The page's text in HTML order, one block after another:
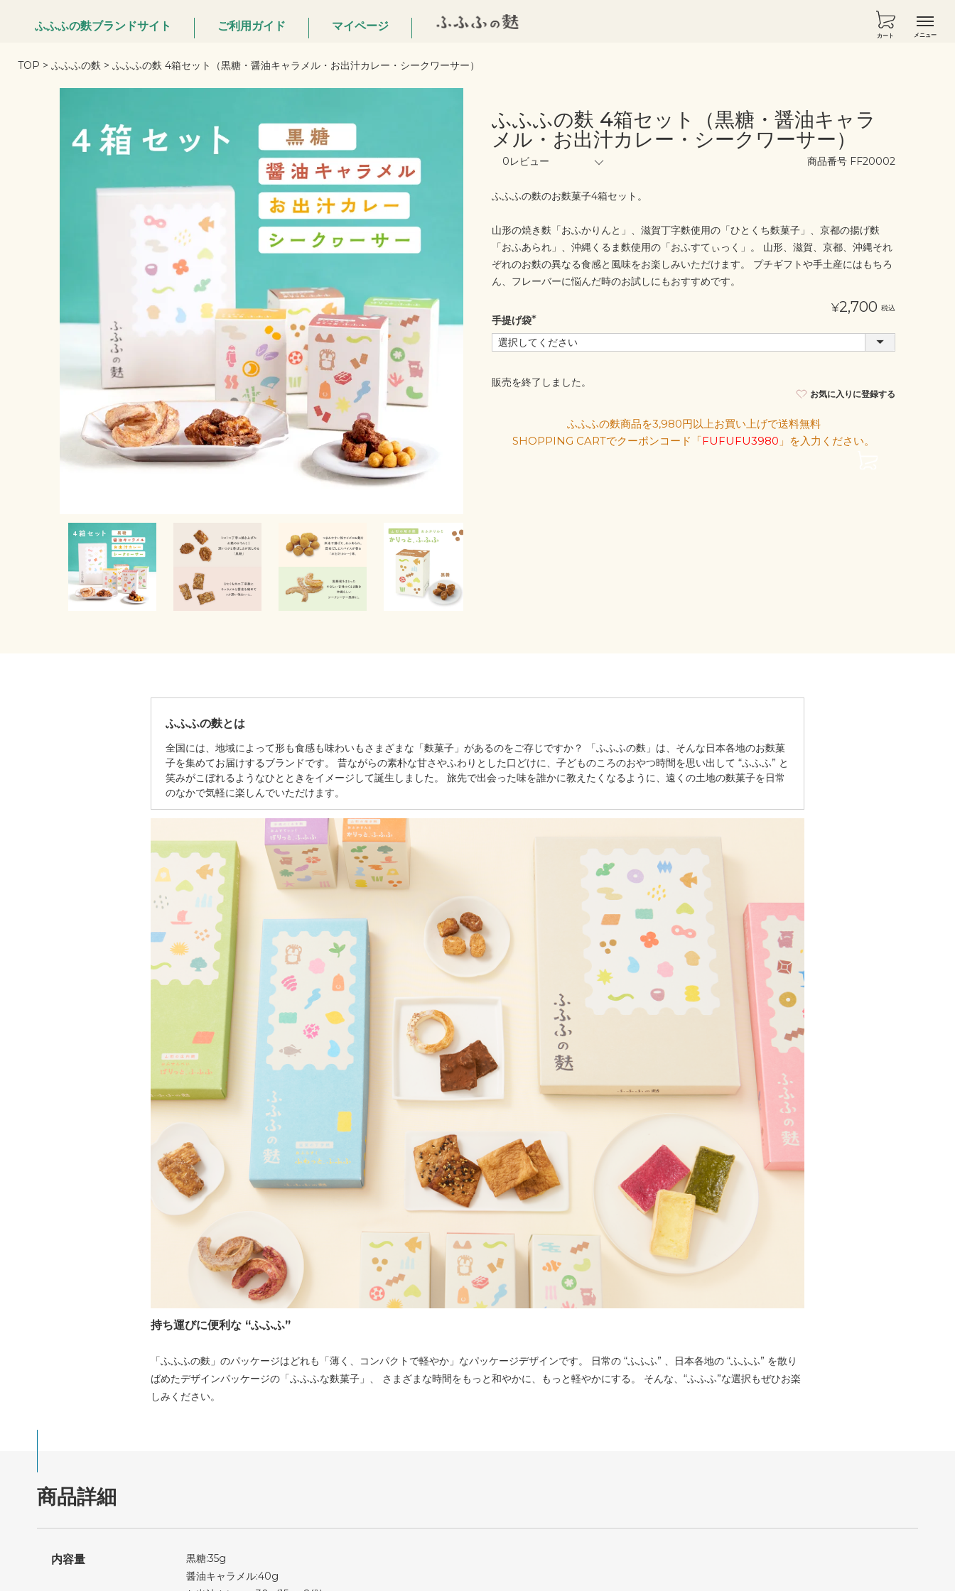
ふふふの麩ブランドサイト ご利用ガイド マイページ
カート
TOP ふふふの麩 ふふふの麩 4箱セット（黒糖・醤油キャラメル・お出汁カレー・シークワーサー）
ふふふの麩 4箱セット（黒糖・醤油キャラ
メル・お出汁カレー・シークワーサー）
0レビュー 商品番号 FF20002
ふふふの麩のお麩菓子4箱セット。
山形の焼き麩「おふかりんと」、滋賀丁字麩使用の「ひとくち麩菓子」、京都の揚げ麩
「おふあられ」、沖縄くるま麩使用の「おふすてぃっく」。 山形、滋賀、京都、沖縄それ
ぞれのお麩の異なる食感と風味をお楽しみいただけます。 プチギフトや手土産にはもちろ
ん、フレーバーに悩んだ時のお試しにもおすすめです。
¥2,700 税込
手提げ袋
(必
須)
販売を終了しました。
お気に入りに登録する
ふふふの麩商品を3,980円以上お買い上げで送料無料
SHOPPING CARTでクーポンコード「FUFUFU3980 」を入力ください。
ふふふの麩とは
全国には、地域によって形も⾷感も味わいもさまざまな「麩菓⼦」があるのをご存じですか？ 「ふふふの麩」は、そんな⽇本各地のお麩菓
⼦を集めてお届けするブランドです。 昔ながらの素朴な⽢さやふわりとした⼝どけに、⼦どものころのおやつ時間を思い出して “ふふふ” と
笑みがこぼれるようなひとときをイメージして誕⽣しました。 旅先で出会った味を誰かに教えたくなるように、遠くの⼟地の麩菓⼦を⽇常
のなかで気軽に楽しんでいただけます。
持ち運びに便利な “ふふふ”
「ふふふの麩」のパッケージはどれも「薄く、コンパクトで軽やか」なパッケージデザインです。 ⽇常の “ふふふ” 、⽇本各地の “ふふふ” を散り
ばめたデザインパッケージの「ふふふな麩菓⼦」、 さまざまな時間をもっと和やかに、もっと軽やかにする。 そんな、“ふふふ”な選択もぜひお楽
しみください。
商品詳細
内容量
黒糖:35g
醤油キャラメル:40g